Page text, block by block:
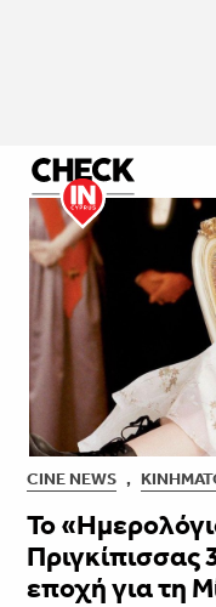
CINE NEWS ,
Το
Πριγκίπισσας
εποχή για τη